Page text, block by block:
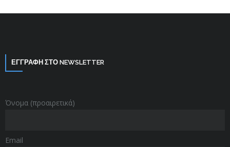
ΕΓΓΡΑΦΗ ΣΤΟ NEWSLETTER
Όνομα (προαιρετικά)
Email